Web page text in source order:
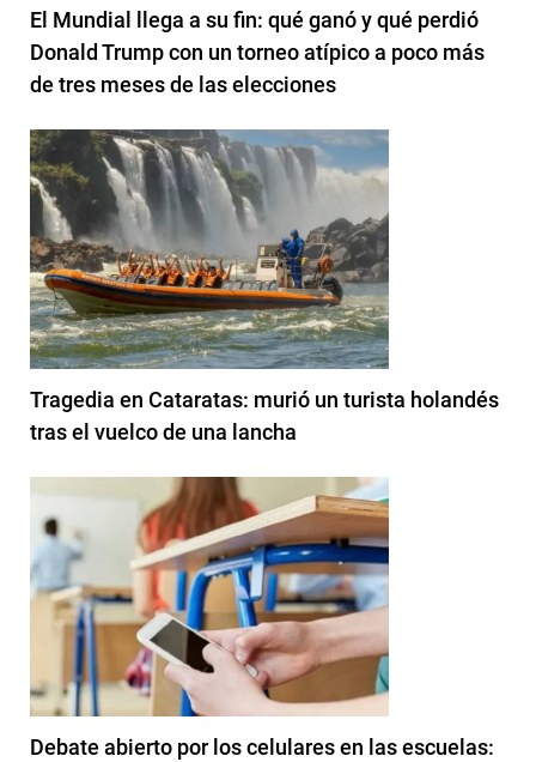
El Mundial llega a su fin: qué ganó y qué perdió
Donald Trump con un torneo atípico a poco más
de tres meses de las elecciones
Tragedia en Cataratas: murió un turista holandés
tras el vuelco de una lancha
Debate abierto por los celulares en las escuelas: